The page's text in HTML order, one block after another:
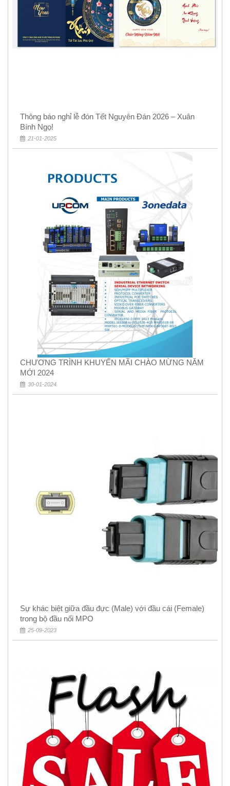
Thông báo nghỉ lễ đón Tết Nguyên Đán 2026 – Xuân
Bính Ngọ!
21-01-2025
CHƯƠNG TRÌNH KHUYẾN MÃI CHÀO MỪNG NĂM
MỚI 2024
30-01-2024
Sự khác biệt giữa đầu đực (Male) với đầu cái (Female)
trong bộ đầu nối MPO
25-09-2023